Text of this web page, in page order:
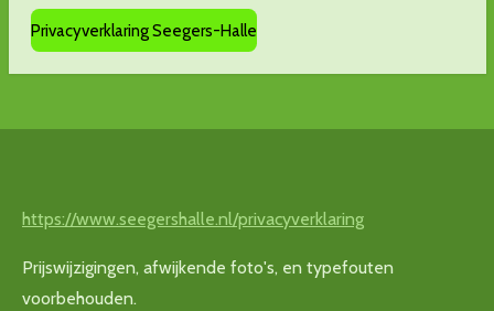
Privacyverklaring Seegers-Halle
https://www.seegershalle.nl/privacyverklaring
Prijswijzigingen, afwijkende foto's, en typefouten
voorbehouden.